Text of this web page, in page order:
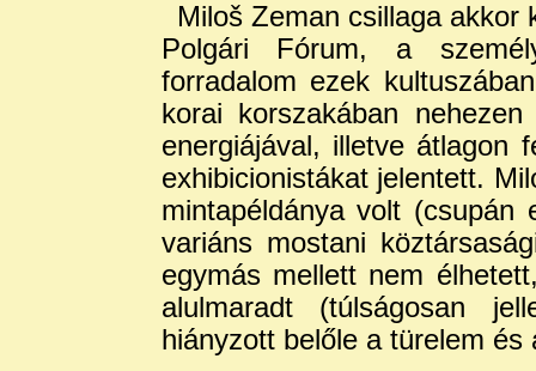
Miloš Zeman csillaga
Polgári Fórum, a
forradalom ezek
korai korszakában
energiájával, illetve átlagon
exhibicionistákat jelentett.
mintapéldánya volt (csupán
variáns mostani
egymás mellett nem
alulmaradt (túlságosan
hiányzott belőle a türelem és